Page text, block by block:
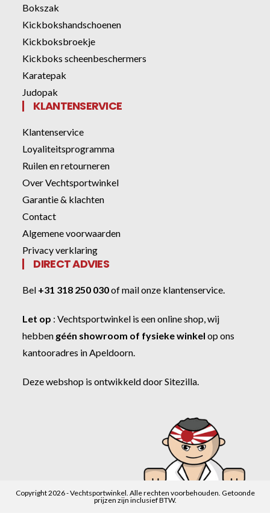
Bokszak
Kickbokshandschoenen
Kickboksbroekje
Kickboks scheenbeschermers
Karatepak
Judopak
KLANTENSERVICE
Klantenservice
Loyaliteitsprogramma
Ruilen en retourneren
Over Vechtsportwinkel
Garantie & klachten
Contact
Algemene voorwaarden
Privacy verklaring
DIRECT ADVIES
Bel +31 318 250 030ofmail onze klantenservice
Let op :Vechtsportwinkel is een online shop, wij
hebben géén showroom of fysieke winkel op ons
kantooradres in Apeldoorn.
Deze webshop is ontwikkeld doorSitezilla
Copyright 2026 - Vechtsportwinkel. Alle rechten voorbehouden. Getoonde
prijzen zijn inclusief BTW.